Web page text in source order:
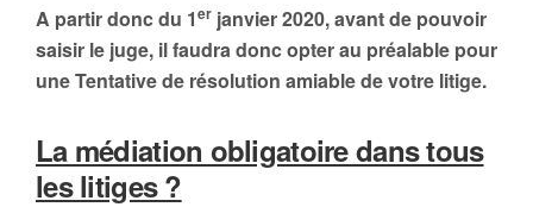
A partir donc du 1er janvier 2020, avant de pouvoir
saisir le juge, il faudra donc opter au préalable pour
une Tentative de résolution amiable de votre litige.
La médiation obligatoire dans tous
les litiges ?